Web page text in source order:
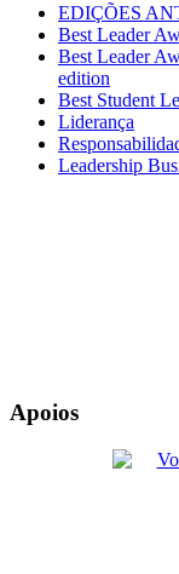
EDIÇÕES
Best Leader
Best Leader
edition
Best Student
Liderança
Leadership
Apoios